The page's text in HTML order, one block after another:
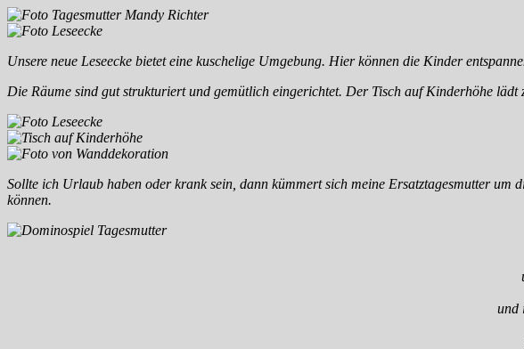
Unsere neue Leseecke bietet eine kuschelige Umgebung. Hier können die Kinder
Die Räume sind gut strukturiert und gemütlich eingerichtet. Der Tisch auf Kinderhöhe lädt
Sollte ich Urlaub haben oder krank sein, dann kümmert sich meine Ersatztagesmutter
können.
und